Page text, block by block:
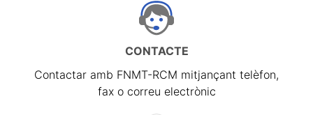
CONTACTE
Contactar amb FNMT-RCM mitjançant telèfon,
fax o correu electrònic